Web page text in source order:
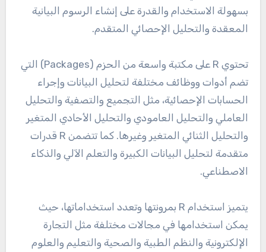
بسهولة الاستخدام والقدرة على إنشاء الرسوم البيانية
المعقدة والتحليل الإحصائي المتقدم.
تحتوي R على مكتبة واسعة من الحزم (Packages) التي
تضم أدوات ووظائف مختلفة لتحليل البيانات وإجراء
الحسابات الإحصائية، مثل التجميع والتصفية والتحليل
العاملي والتحليل العامودي والتحليل الأحادي المتغير
والتحليل الثنائي المتغير وغيرها. كما تتضمن R قدرات
متقدمة لتحليل البيانات الكبيرة والتعلم الآلي والذكاء
الاصطناعي.
يتميز استخدام R بمرونتها وتعدد استخداماتها، حيث
يمكن استخدامها في مجالات مختلفة مثل التجارة
الإلكترونية والنظم الطبية والصحية والتعليم والعلوم